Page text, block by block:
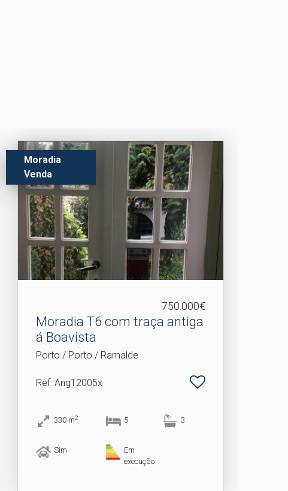
Moradia
Venda
750.000€
Moradia T6 com traça antiga
á Boavista
Porto / Porto / Ramalde
Ref: Ang12005x
330 m2 5 3
Sim
Em
execução